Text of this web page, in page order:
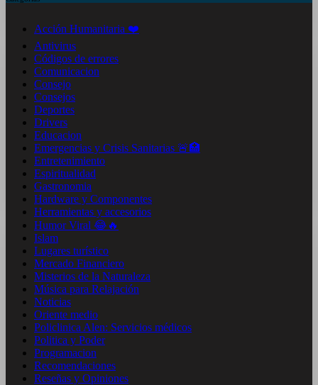
Acción Humanitaria ❤️
Antivirus
Códigos de errores
Comunicacion
Consejo
Consejos
Deportes
Drivers
Educacion
Emergencias y Crisis Sanitarias 🚨🏥
Entretenimiento
Espiritualidad
Gastronomia
Hardware y Componentes
Herramientas y accesorios
Humor Viral 😂🔥
Islam
Lugares turístico
Mercado Financiero
Misterios de la Naturaleza
Música para Relajación
Noticias
Oriente medio
Policlinica Alen: Servicios médicos
Politica y Poder
Programacion
Recomendaciones
Reseñas y Opiniones